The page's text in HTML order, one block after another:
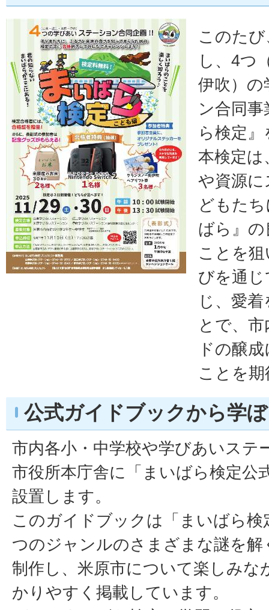
このた
し、4つ
伊吹）
ン合同
ら検定
本検定は
や資源
どもた
ばら』
ことを
びを通
じ、愛
とで、
ドの醸
ことを
公式ガイドブックから学
市内各小・中学校や学びあいステ
市役所本庁舎に「まいばら検定公
設置します。
このガイドブックは「まいばら
つのジャンルのさまざまな謎を
制作し、米原市について楽しみな
かりやすく掲載しています。